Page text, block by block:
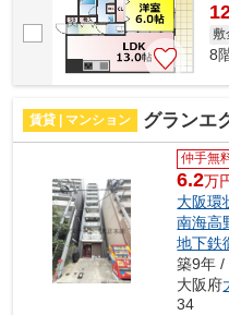
敷
8
賃貸 | マンション グランエ
仲手無
6.2万
大阪環
南海高
地下鉄
築9年 /
大阪府
34